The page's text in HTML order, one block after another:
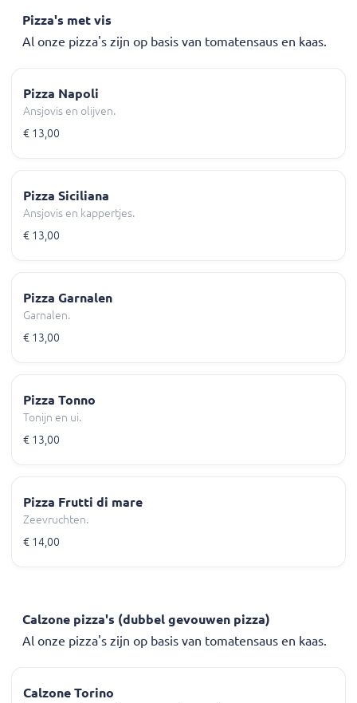
Pizza's met vis
Al onze pizza's zijn op basis van tomatensaus en kaas.
Pizza Napoli
Ansjovis en olijven.
€ 13,00
Pizza Siciliana
Ansjovis en kappertjes.
€ 13,00
Pizza Garnalen
Garnalen.
€ 13,00
Pizza Tonno
Tonijn en ui.
€ 13,00
Pizza Frutti di mare
Zeevruchten.
€ 14,00
Calzone pizza's (dubbel gevouwen pizza)
Al onze pizza's zijn op basis van tomatensaus en kaas.
Calzone Torino